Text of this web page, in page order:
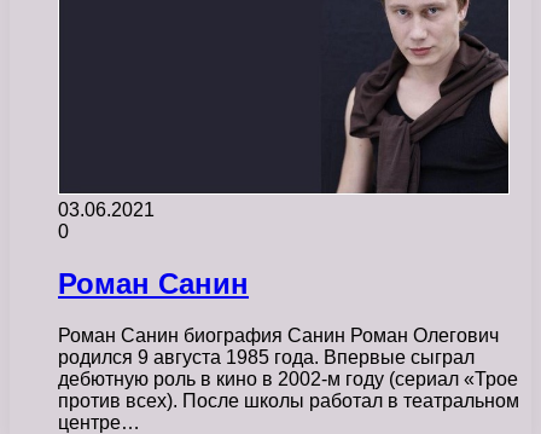
03.06.2021
0
Роман Санин
Роман Санин биография Санин Роман Олегович
родился 9 августа 1985 года. Впервые сыграл
дебютную роль в кино в 2002-м году (сериал «Трое
против всех). После школы работал в театральном
центре…